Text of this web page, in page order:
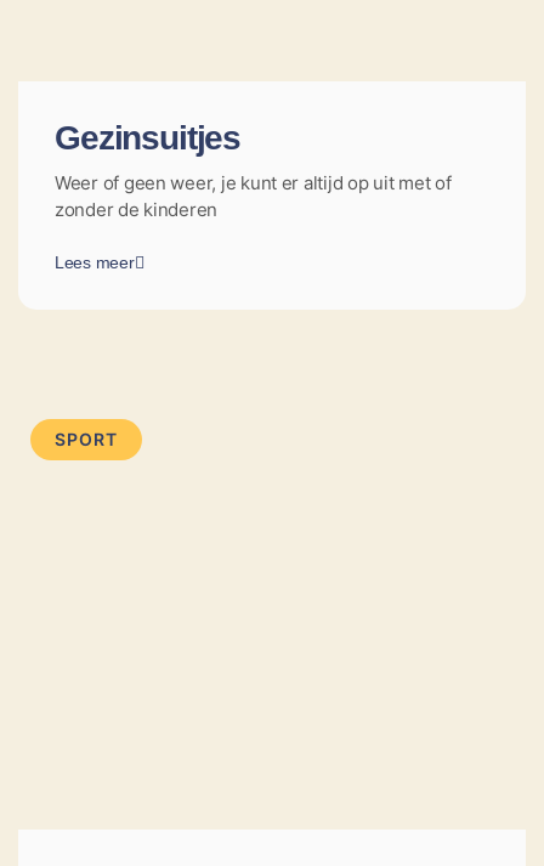
Gezinsuitjes
Weer of geen weer, je kunt er altijd op uit met of
zonder de kinderen
Lees meer
SPORT